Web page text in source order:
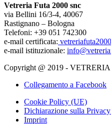
Vetreria Futa 2000 snc
via Bellini 16/3-4, 40067
Rastignano – Bologna
Telefoni: +39 051 742300
e-mail certificata:
e-mail istituzionale:
Copyright @ 2019 -
Collegamento a Facebook
Cookie Policy (UE)
Dichiarazione sulla
Imprint